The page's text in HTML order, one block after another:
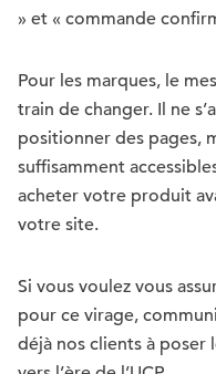
» et « commande
Pour les marques, le
train de changer. Il ne
positionner des pages,
suffisamment
acheter votre produit
votre site.
Si vous voulez vous
pour ce virage,
déjà nos clients à poser